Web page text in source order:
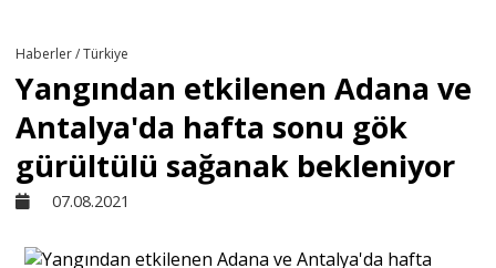
Derkenar
Sivil Toplum
Kültür - Sanat
Haberler / Türkiye
Yangından etkilenen Adana ve
Antalya'da hafta sonu gök
gürültülü sağanak bekleniyor
07.08.2021